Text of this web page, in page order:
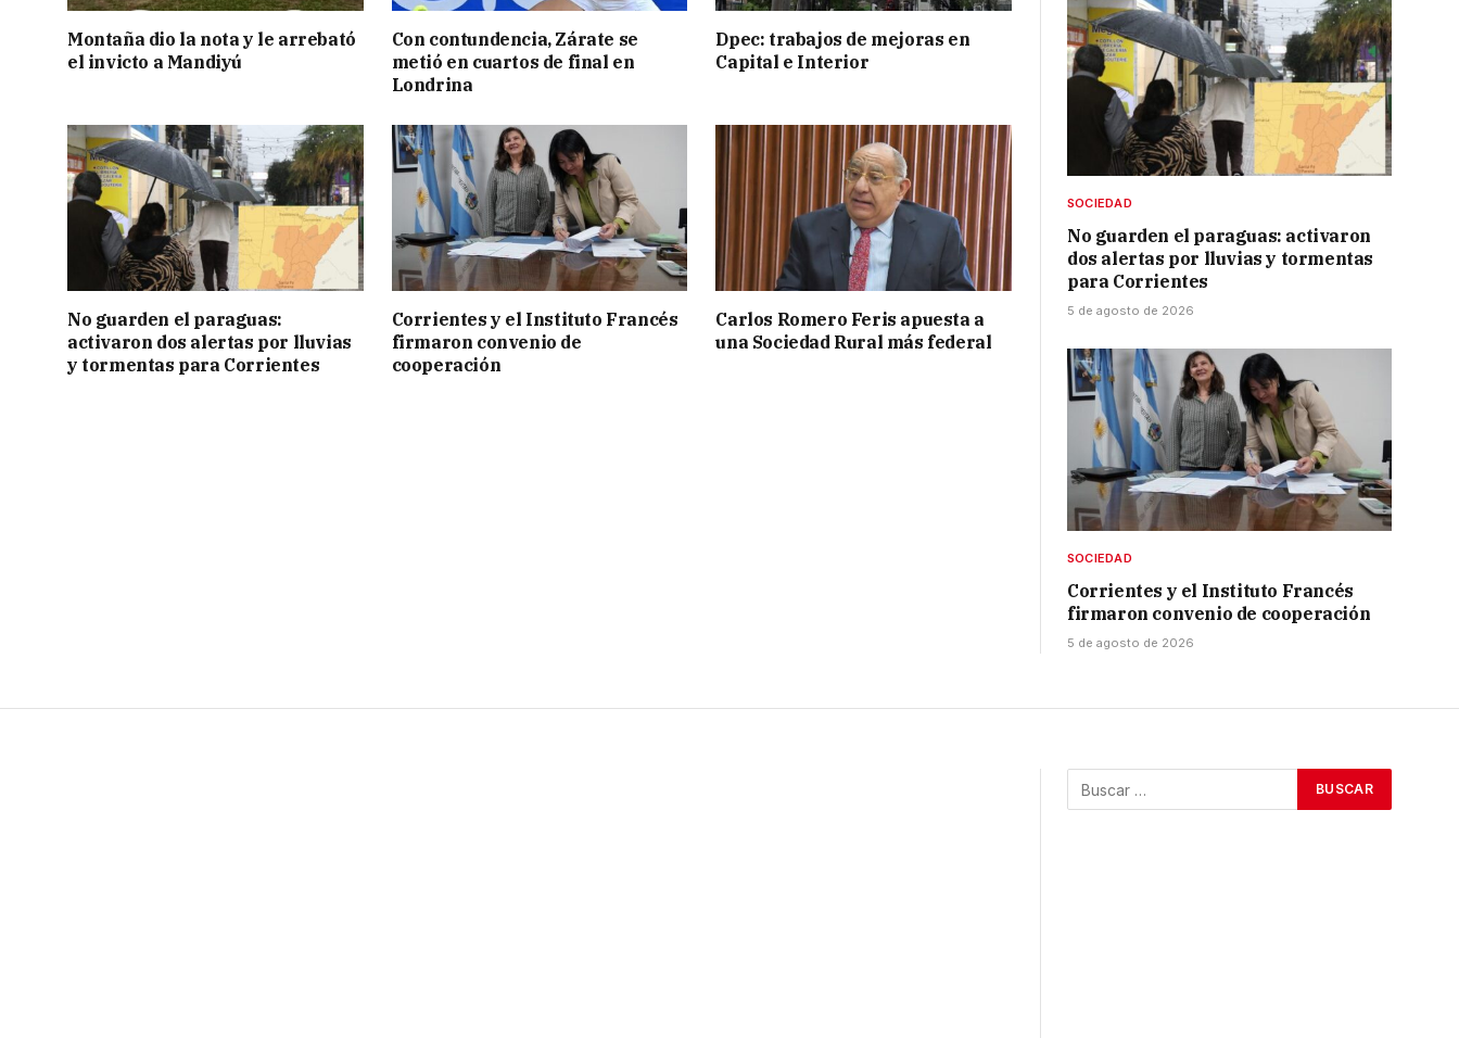
Montaña dio la nota y le arrebató
el invicto a Mandiyú
Con contundencia, Zárate se
metió en cuartos de final en
Londrina
Dpec: trabajos de mejoras en
Capital e Interior
No guarden el paraguas:
activaron dos alertas por lluvias
y tormentas para Corrientes
Corrientes y el Instituto Francés
firmaron convenio de
cooperación
Carlos Romero Feris apuesta a
una Sociedad Rural más federal
SOCIEDAD
No guarden el paraguas: activaron
dos alertas por lluvias y tormentas
para Corrientes
5 de agosto de 2026
SOCIEDAD
Corrientes y el Instituto Francés
firmaron convenio de cooperación
5 de agosto de 2026